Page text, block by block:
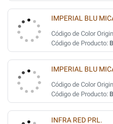
IMPERIAL BLU
Código de Color
Código de Producto:
IMPERIAL BLU
Código de Color
Código de Producto:
INFRA RED PRL.